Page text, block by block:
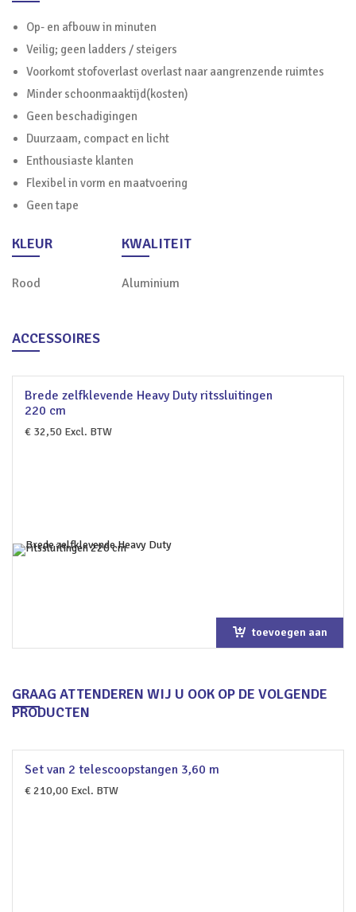
Op- en afbouw in minuten
Veilig; geen ladders / steigers
Voorkomt stofoverlast overlast naar aangrenzende ruimtes
Minder schoonmaaktijd(kosten)
Geen beschadigingen
Duurzaam, compact en licht
Enthousiaste klanten
Flexibel in vorm en maatvoering
Geen tape
KLEUR
Rood
KWALITEIT
Aluminium
ACCESSOIRES
Brede zelfklevende Heavy Duty ritssluitingen
220 cm
€ 32,50 Excl. BTW
toevoegen aan
GRAAG ATTENDEREN WIJ U OOK OP DE VOLGENDE
PRODUCTEN
Set van 2 telescoopstangen 3,60 m
€210,00 Excl. BTW